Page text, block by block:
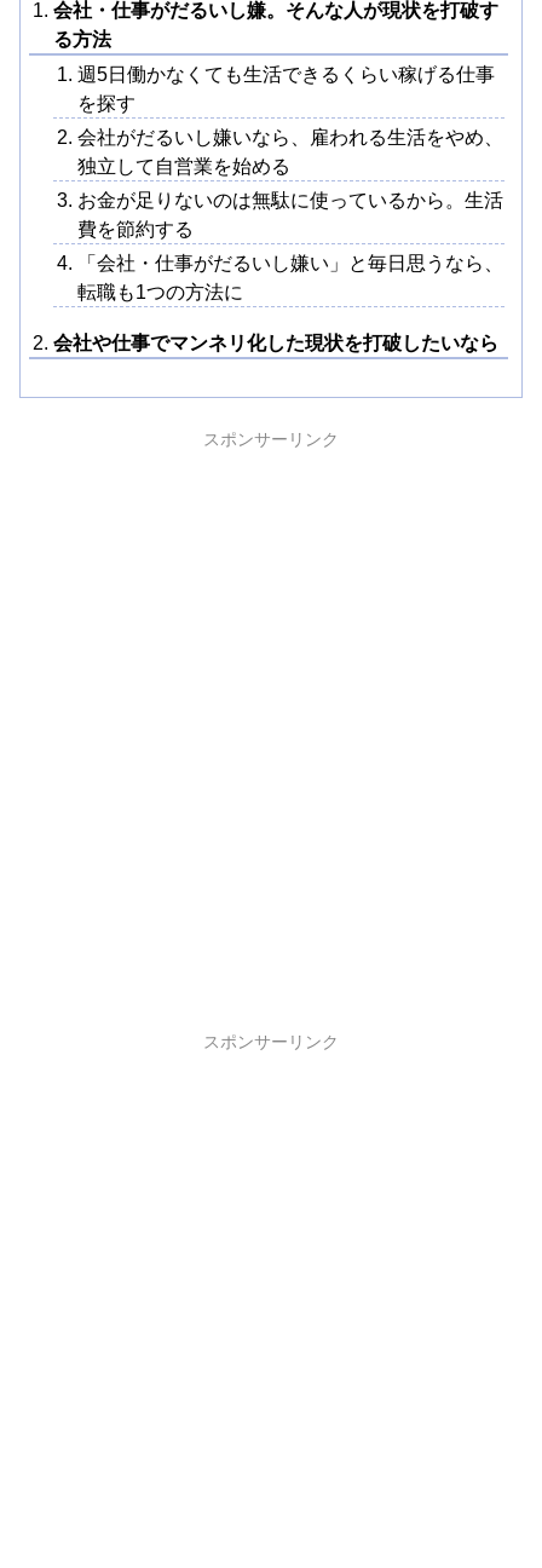
会社・仕事がだるいし嫌。そんな人が現状を打破す
る方法
週5日働かなくても生活できるくらい稼げる仕事
を探す
会社がだるいし嫌いなら、雇われる生活をやめ、
独立して自営業を始める
お金が足りないのは無駄に使っているから。生活
費を節約する
「会社・仕事がだるいし嫌い」と毎日思うなら、
転職も1つの方法に
会社や仕事でマンネリ化した現状を打破したいなら
スポンサーリンク
スポンサーリンク